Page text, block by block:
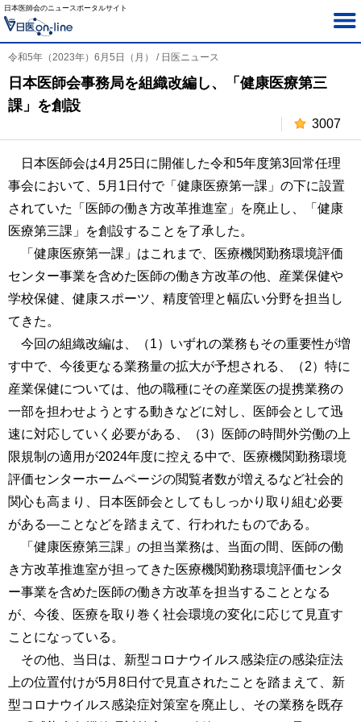
日本医師会のニュースポータルサイト
令和5年（2023年）6月5日（月） / 日医ニュース
日本医師会事務局を組織改編し、「健康医療第三
課」を創設
3007
日本医師会は4月25日に開催した令和5年度第3回常任理
事会において、5月1日付で「健康医療第一課」の下に設置
されていた「医師の働き方改革推進室」を廃止し、「健康
医療第三課」を創設することを了承した。
「健康医療第一課」はこれまで、医療機関勤務環境評価
センター事業を含めた医師の働き方改革の他、産業保健や
学校保健、健康スポーツ、精度管理と幅広い分野を担当し
てきた。
今回の組織改編は、（1）いずれの業務もその重要性が増
す中で、今後更なる業務量の拡大が予想される、（2）特に
産業保健については、他の職種にその産業医の提携業務の
一部を担わせようとする動きなどに対し、医師会として迅
速に対応していく必要がある、（3）医師の時間外労働の上
限規制の適用が2024年度に控える中で、医療機関勤務環境
評価センターホームページの閲覧者数が増えるなど社会的
関心も高まり、日本医師会としてもしっかり取り組む必要
がある―ことなどを踏まえて、行われたものである。
「健康医療第三課」の担当業務は、当面の間、医師の働
き方改革推進室が担ってきた医療機関勤務環境評価センタ
ー事業を含めた医師の働き方改革を担当することとなる
が、今後、医療を取り巻く社会環境の変化に応じて見直す
ことになっている。
その他、当日は、新型コロナウイルス感染症の感染症法
上の位置付けが5月8日付で見直されたことを踏まえて、新
型コロナウイルス感染症対策室を廃止し、その業務を既存